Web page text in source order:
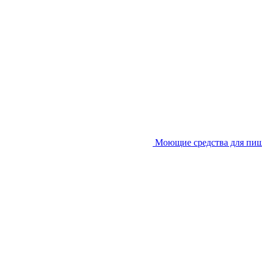
Моющие средства для